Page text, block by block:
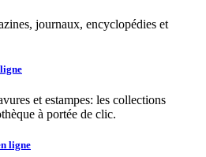
journaux, encyclopédies et
et estampes: les collections
à portée de clic.
ligne